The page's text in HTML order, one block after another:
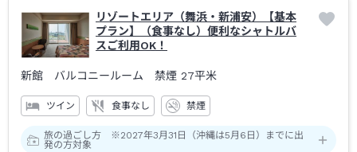
リゾートエリア（舞浜・新浦安）【基本
プラン】（食事なし）便利なシャトルバ
スご利用OK！
新館 バルコニールーム 禁煙 27平米
ツイン 食事なし 禁煙
旅の過ごし方 ※2027年3月31日（沖縄は5月6日）までに出
発の方対象